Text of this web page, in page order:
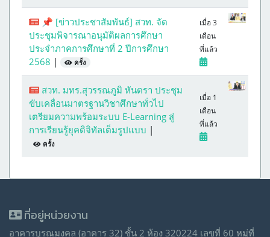
📌 [ข่าวประชาสัมพันธ์] สวท. จัด
ประชุมพิจารณาอนุมัติผลการศึกษา
ประจำภาคการศึกษาที่ 2 ปีการศึกษา
2568 | ครั้ง
เมื่อ 3
เดือน
ที่แล้ว
สวท. มทร.สุวรรณภูมิ หันตรา ประชุม
ขับเคลื่อนมาตรฐานวิชาศึกษาทั่วไป
เตรียมความพร้อมระบบ E-Learning สู่
การเรียนรู้ยุคดิจิทัลเต็มรูปแบบ |
ครั้ง
เมื่อ 1
เดือน
ที่แล้ว
ที่อยู่หน่วยงาน
อาคารบูรณมงคล (อาคาร 32) ชั้น 2 ห้อง 320224 เลขที่ 60 หมู่ที่